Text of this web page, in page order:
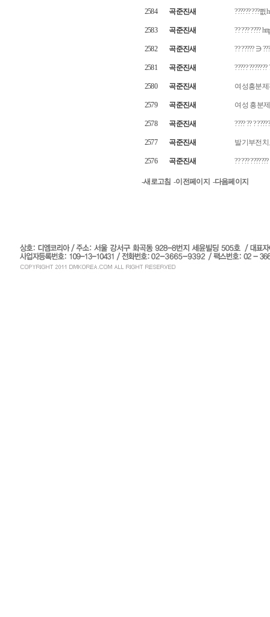
2584 곡준진새 ?????? ???쮮
2583 곡준진새 ?? ??? ????
2582 곡준진새 ?? ????? ∋
2581 곡준진새 ?????
2580 곡준진새 여성흥분
2579 곡준진새 여성 흥분
2578 곡준진새 ???? ?? ?
2577 곡준진새 발기부전치
2576 곡준진새 ?? ???
-새로고침 -이전페이지 -다음페이지